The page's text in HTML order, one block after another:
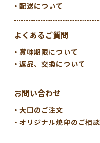
配送について
よくあるご質問
賞味期限について
返品、交換について
お問い合わせ
大口のご注文
オリジナル焼印のご相談